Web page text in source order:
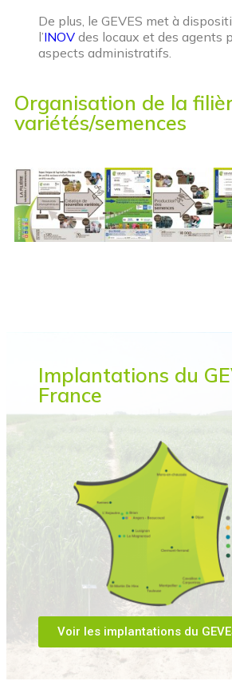
De plus, le GEVES met à
l’INOV des locaux et des agents
aspects administratifs.
Organisation de la
variétés/semences
Implantations du
France
Voir les implantations du